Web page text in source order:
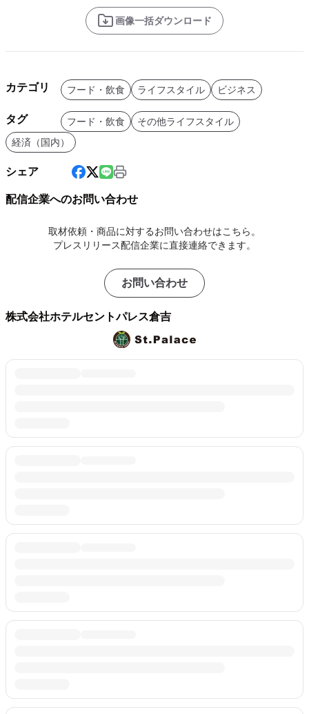
画像一括ダウンロード
カテゴリ フード・飲食 ライフスタイル ビジネス
タグ フード・飲食
その他ライフスタイル
経済（国内）
シェア
配信企業へのお問い合わせ
取材依頼・商品に対するお問い合わせはこちら。
プレスリリース配信企業に直接連絡できます。
お問い合わせ
株式会社ホテルセントパレス倉吉